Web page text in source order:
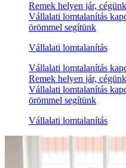
Remek helyen jár,
Vállalati lomtalanítás
örömmel segítünk
Vállalati lomtalanítás
Vállalati lomtalanítás
Remek helyen jár,
Vállalati lomtalanítás
örömmel segítünk
Vállalati lomtalanítás